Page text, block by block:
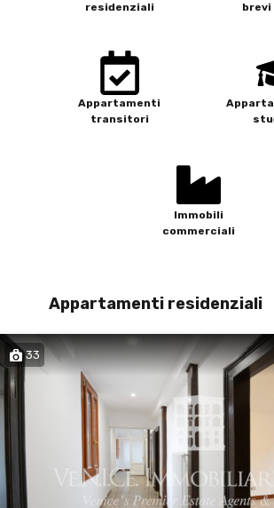
residenziali
brevi
Appartamenti
transitori
Immobili
commerciali
Appartamenti residenziali
33